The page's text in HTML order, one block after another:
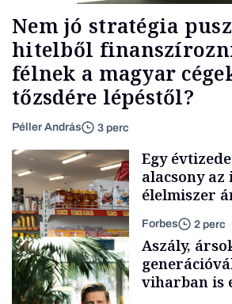
Nem jó stratégia
hitelből
félnek a magyar
tőzsdére lépéstől?
Péller András 3 perc
Egy
alacsony
élelmiszer
rohamosan
Forbes 2 perc
Aszály,
viharban is